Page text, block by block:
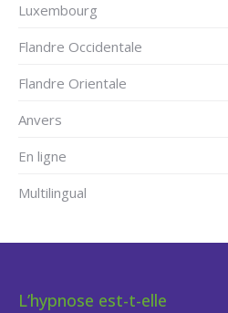
Luxembourg
Flandre Occidentale
Flandre Orientale
Anvers
En ligne
Multilingual
L’hypnose est-t-elle